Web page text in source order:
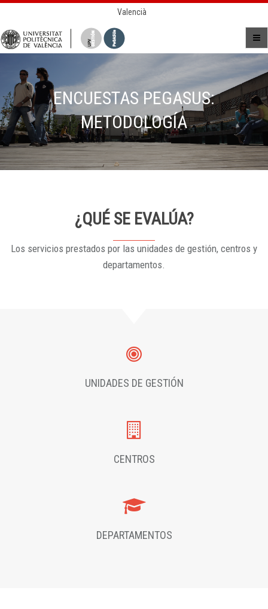
Valencià
ENCUESTAS PEGASUS:
METODOLOGÍA
¿QUÉ SE EVALÚA?
Los servicios prestados por las unidades de gestión, centros y
departamentos.
UNIDADES DE GESTIÓN
CENTROS
DEPARTAMENTOS